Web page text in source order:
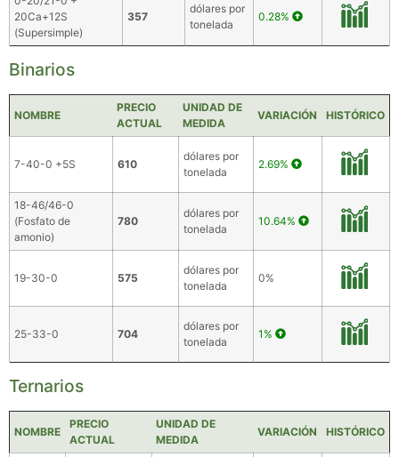
20Ca+12S
(Supersimple)
357
dólares por
tonelada
0.28%
Binarios
NOMBRE
PRECIO
ACTUAL
UNIDAD DE
MEDIDA
VARIACIÓN HISTÓRICO
7-40-0 +5S 610
dólares por
tonelada
2.69%
18-46/46-0
(Fosfato de
amonio)
780
dólares por
tonelada
10.64%
19-30-0 575
dólares por
tonelada
0%
25-33-0 704
dólares por
tonelada
1%
Ternarios
NOMBRE
PRECIO
ACTUAL
UNIDAD DE
MEDIDA
VARIACIÓN HISTÓRICO